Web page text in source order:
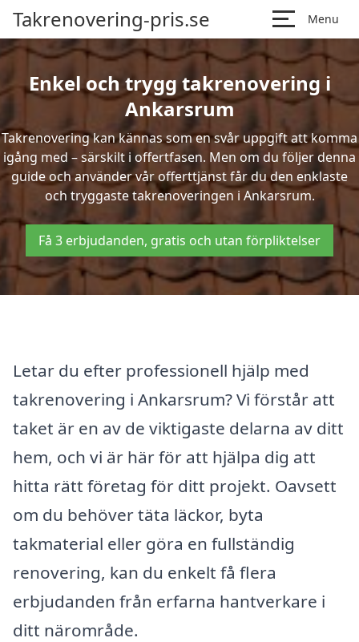
Takrenovering-pris.se Menu
Enkel och trygg takrenovering i
Ankarsrum
Takrenovering kan kännas som en svår uppgift att komma
igång med – särskilt i offertfasen. Men om du följer denna
guide och använder vår offerttjänst får du den enklaste
och tryggaste takrenoveringen i Ankarsrum.
Få 3 erbjudanden, gratis och utan förpliktelser
Letar du efter professionell hjälp med
takrenovering i Ankarsrum? Vi förstår att
taket är en av de viktigaste delarna av ditt
hem, och vi är här för att hjälpa dig att
hitta rätt företag för ditt projekt. Oavsett
om du behöver täta läckor, byta
takmaterial eller göra en fullständig
renovering, kan du enkelt få flera
erbjudanden från erfarna hantverkare i
ditt närområde.